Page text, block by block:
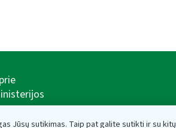
Jūsų sutikimas. Taip pat galite sutikti ir su kitų
Lietuva,